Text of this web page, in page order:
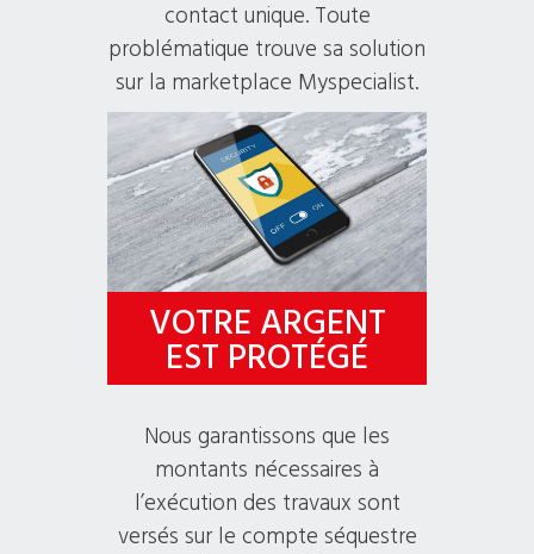
contact unique. Toute
problématique trouve sa solution
sur la marketplace Myspecialist.
VOTRE ARGENT
EST PROTÉGÉ
Nous garantissons que les
montants nécessaires à
l’exécution des travaux sont
versés sur le compte séquestre